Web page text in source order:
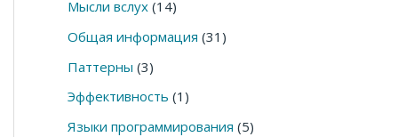
Мысли вслух (14)
Общая информация (31)
Паттерны (3)
Эффективность (1)
Языки программирования (5)